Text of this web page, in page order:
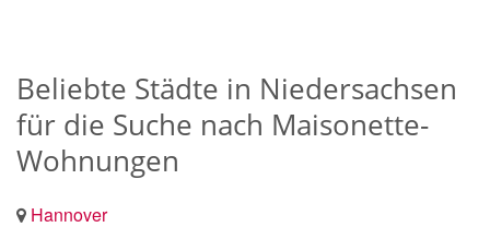
Beliebte Städte in Niedersachsen
für die Suche nach Maisonette-
Wohnungen
Hannover